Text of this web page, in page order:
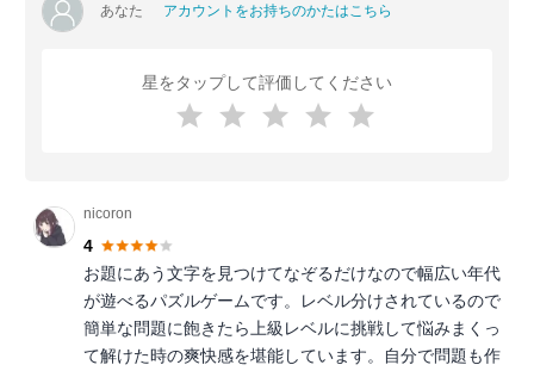
あなた アカウントをお持ちのかたはこちら
星をタップして評価してください
nicoron
4
お題にあう文字を見つけてなぞるだけなので幅広い年代
が遊べるパズルゲームです。レベル分けされているので
簡単な問題に飽きたら上級レベルに挑戦して悩みまくっ
て解けた時の爽快感を堪能しています。自分で問題も作